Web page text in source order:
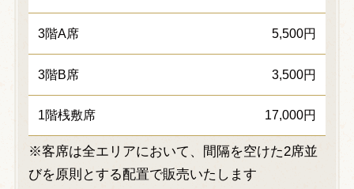
3階A席 5,500円
3階B席 3,500円
1階桟敷席 17,000円
※客席は全エリアにおいて、間隔を空けた2席並
びを原則とする配置で販売いたします